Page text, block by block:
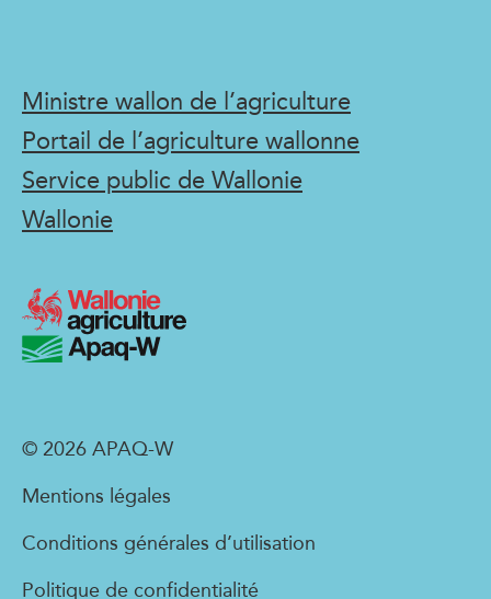
Ministre wallon de l’agriculture
Portail de l’agriculture wallonne
Service public de Wallonie
Wallonie
© 2026 APAQ-W
Mentions légales
Conditions générales d’utilisation
Politique de confidentialité